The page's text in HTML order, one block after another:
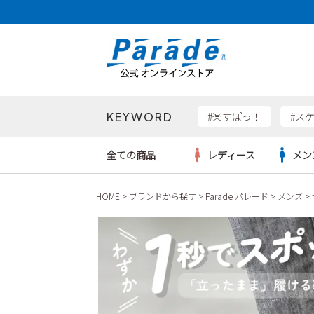
KEYWORD #楽すぽっ！ #ス
検索
全ての商品 レディース
サンダル
レインシューズ
パンプス
スニーカー
カジ
ワー
ブーツ
ウェア
メ
サンダル
レインシューズ
スニーカー
ビジネス・ドレスシューズ
サンダル
レインシューズ
スニーカー
スクール
new
asics
瞬足
レディース新入荷
メンズ新入荷
キッズ新入荷
レディースSALE
メンズSALE
キッズSALE
リュック
ボディバッグ
ハンドバッグ
ビジネスバッグ
トー
ショ
財布
ケア用品
雑貨
HOME ブランドから探す Parade パレード メンズ